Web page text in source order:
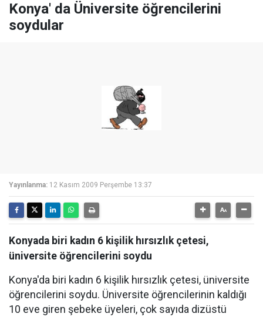
Konya' da Üniversite öğrencilerini
soydular
Yayınlanma: 12 Kasım 2009 Perşembe 13:37
Konyada biri kadın 6 kişilik hırsızlık çetesi,
üniversite öğrencilerini soydu
Konya'da biri kadın 6 kişilik hırsızlık çetesi, üniversite
öğrencilerini soydu. Üniversite öğrencilerinin kaldığı
10 eve giren şebeke üyeleri, çok sayıda dizüstü